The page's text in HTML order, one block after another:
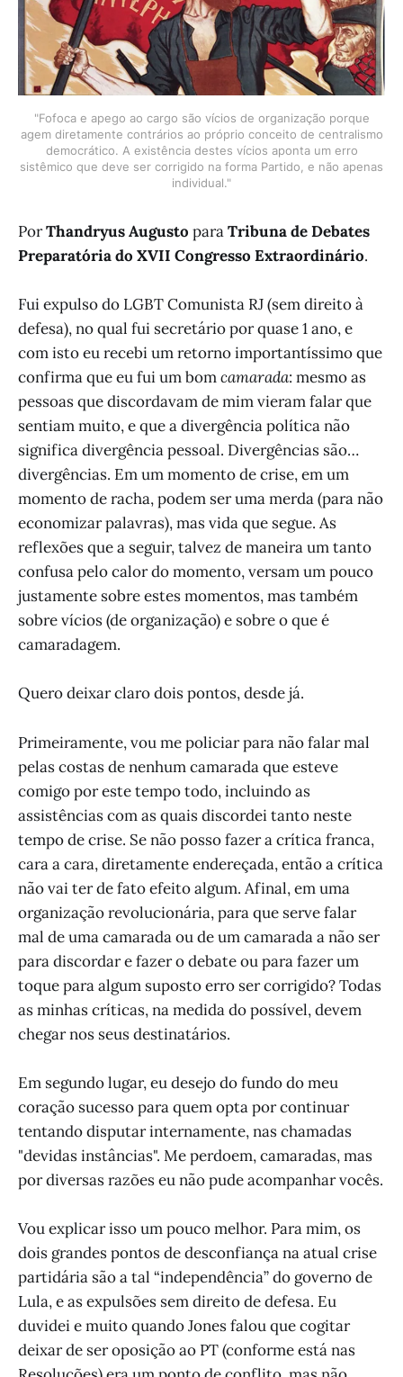
"Fofoca e apego ao cargo são vícios de organização porque
agem diretamente contrários ao próprio conceito de centralismo
democrático. A existência destes vícios aponta um erro
sistêmico que deve ser corrigido na forma Partido, e não apenas
individual."
PorThandryus Augusto paraTribuna de Debates
Preparatória do XVII Congresso Extraordinário.
Fui expulso do LGBT Comunista RJ (sem direito à
defesa), no qual fui secretário por quase 1 ano, e
com isto eu recebi um retorno importantíssimo que
confirma que eu fui um bomcamarada: mesmo as
pessoas que discordavam de mim vieram falar que
sentiam muito, e que a divergência política não
significa divergência pessoal. Divergências são…
divergências. Em um momento de crise, em um
momento de racha, podem ser uma merda (para não
economizar palavras), mas vida que segue. As
reflexões que a seguir, talvez de maneira um tanto
confusa pelo calor do momento, versam um pouco
justamente sobre estes momentos, mas também
sobre vícios (de organização) e sobre o que é
camaradagem.
Quero deixar claro dois pontos, desde já.
Primeiramente, vou me policiar para não falar mal
pelas costas de nenhum camarada que esteve
comigo por este tempo todo, incluindo as
assistências com as quais discordei tanto neste
tempo de crise. Se não posso fazer a crítica franca,
cara a cara, diretamente endereçada, então a crítica
não vai ter de fato efeito algum. Afinal, em uma
organização revolucionária, para que serve falar
mal de uma camarada ou de um camarada a não ser
para discordar e fazer o debate ou para fazer um
toque para algum suposto erro ser corrigido? Todas
as minhas críticas, na medida do possível, devem
chegar nos seus destinatários.
Em segundo lugar, eu desejo do fundo do meu
coração sucesso para quem opta por continuar
tentando disputar internamente, nas chamadas
"devidas instâncias". Me perdoem, camaradas, mas
por diversas razões eu não pude acompanhar vocês.
Vou explicar isso um pouco melhor. Para mim, os
dois grandes pontos de desconfiança na atual crise
partidária são a tal “independência” do governo de
Lula, e as expulsões sem direito de defesa. Eu
duvidei e muito quando Jones falou que cogitar
deixar de ser oposição ao PT (conforme está nas